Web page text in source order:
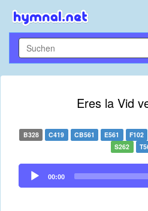
Eres la Vid
B328 C419 CB561 E561 F102
S262
Audio
Player
00:00